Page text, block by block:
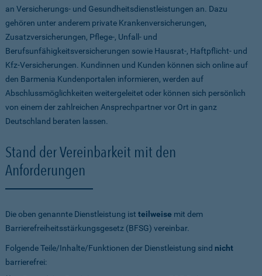
an Versicherungs- und Gesundheitsdienstleistungen an. Dazu
gehören unter anderem private Krankenversicherungen,
Zusatzversicherungen, Pflege-, Unfall- und
Berufsunfähigkeitsversicherungen sowie Hausrat-, Haftpflicht- und
Kfz-Versicherungen. Kundinnen und Kunden können sich online auf
den Barmenia Kundenportalen informieren, werden auf
Abschlussmöglichkeiten weitergeleitet oder können sich persönlich
von einem der zahlreichen Ansprechpartner vor Ort in ganz
Deutschland beraten lassen.
Stand der Vereinbarkeit mit den
Anforderungen
Die oben genannte Dienstleistung ist teilweise mit dem
Barrierefreiheitsstärkungsgesetz (BFSG) vereinbar.
Folgende Teile/Inhalte/Funktionen der Dienstleistung sind nicht
barrierefrei: